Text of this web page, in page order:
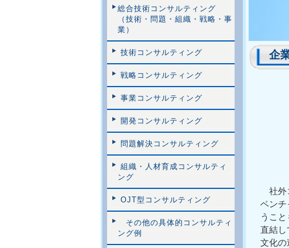
企
社外
ベンチ
うこ
直結し
文化の
総合技術コンサルティング
（技術・問題・組織・戦略・事
業）
技術コンサルティング
戦略コンサルティング
事業コンサルティング
開発コンサルティング
問題解決コンサルティング
組織・人材育成コンサルティ
ング
OJT型コンサルティング
その他の具体的コンサルティ
ング例